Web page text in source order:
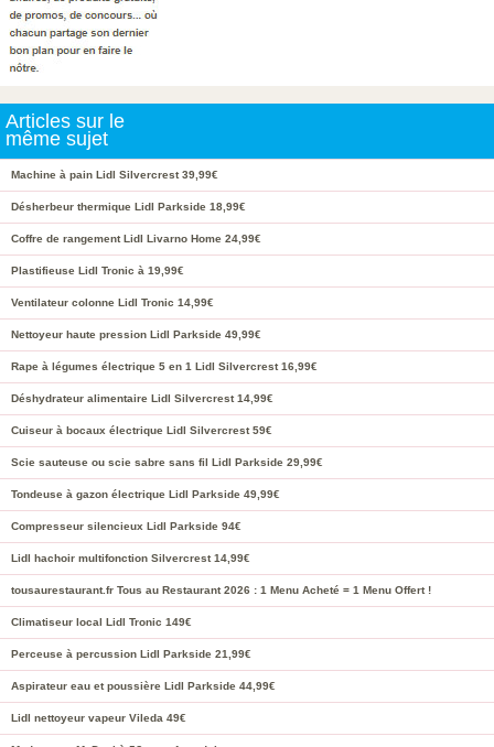
Articles sur le
même sujet
Machine à pain Lidl Silvercrest 39,99€
Désherbeur thermique Lidl Parkside 18,99€
Coffre de rangement Lidl Livarno Home 24,99€
Plastifieuse Lidl Tronic à 19,99€
Ventilateur colonne Lidl Tronic 14,99€
Nettoyeur haute pression Lidl Parkside 49,99€
Rape à légumes électrique 5 en 1 Lidl Silvercrest 16,99€
Déshydrateur alimentaire Lidl Silvercrest 14,99€
Cuiseur à bocaux électrique Lidl Silvercrest 59€
Scie sauteuse ou scie sabre sans fil Lidl Parkside 29,99€
Tondeuse à gazon électrique Lidl Parkside 49,99€
Compresseur silencieux Lidl Parkside 94€
Lidl hachoir multifonction Silvercrest 14,99€
tousaurestaurant.fr Tous au Restaurant 2026 : 1 Menu Acheté = 1 Menu Offert !
Climatiseur local Lidl Tronic 149€
Perceuse à percussion Lidl Parkside 21,99€
Aspirateur eau et poussière Lidl Parkside 44,99€
Lidl nettoyeur vapeur Vileda 49€